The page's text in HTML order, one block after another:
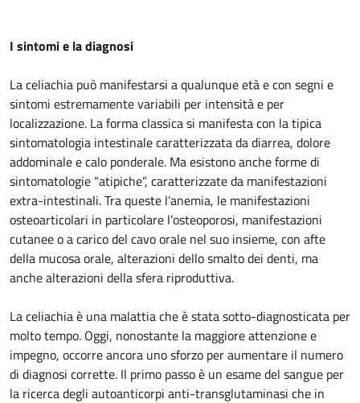
I sintomi e la diagnosi
La celiachia può manifestarsi a qualunque età e con segni e
sintomi estremamente variabili per intensità e per
localizzazione. La forma classica si manifesta con la tipica
sintomatologia intestinale caratterizzata da diarrea, dolore
addominale e calo ponderale. Ma esistono anche forme di
sintomatologie “atipiche”, caratterizzate da manifestazioni
extra-intestinali. Tra queste l’anemia, le manifestazioni
osteoarticolari in particolare l’osteoporosi, manifestazioni
cutanee o a carico del cavo orale nel suo insieme, con afte
della mucosa orale, alterazioni dello smalto dei denti, ma
anche alterazioni della sfera riproduttiva.
La celiachia è una malattia che è stata sotto-diagnosticata per
molto tempo. Oggi, nonostante la maggiore attenzione e
impegno, occorre ancora uno sforzo per aumentare il numero
di diagnosi corrette. Il primo passo è un esame del sangue per
la ricerca degli autoanticorpi anti-transglutaminasi che in